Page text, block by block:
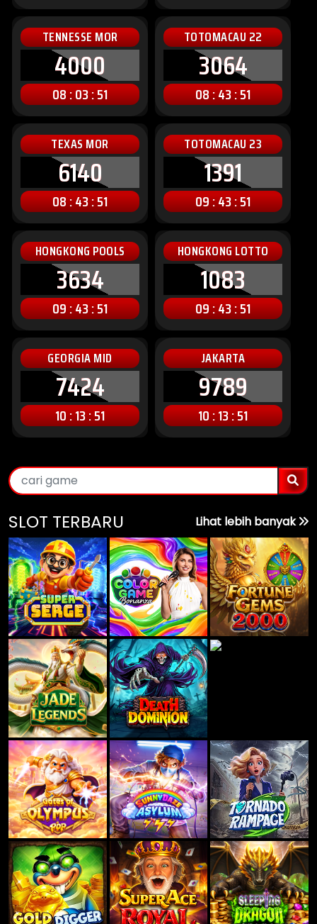
TENNESSE MOR
4000
08 : 03 : 49
TOTOMACAU 22
3064
08 : 43 : 49
TEXAS MOR
6140
08 : 43 : 49
TOTOMACAU 23
1391
09 : 43 : 49
HONGKONG POOLS
3634
09 : 43 : 49
HONGKONG LOTTO
1083
09 : 43 : 49
GEORGIA MID
7424
10 : 13 : 49
JAKARTA
9789
10 : 13 : 49
SLOT TERBARU Lihat lebih banyak